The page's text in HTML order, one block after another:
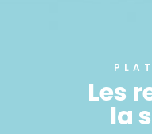
Les
la